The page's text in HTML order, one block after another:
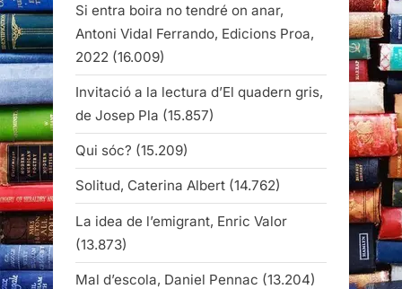
Si entra boira no tendré on anar,
Antoni Vidal Ferrando, Edicions Proa,
2022 (16.009)
Invitació a la lectura d’El quadern gris,
de Josep Pla (15.857)
Qui sóc? (15.209)
Solitud, Caterina Albert (14.762)
La idea de l’emigrant, Enric Valor
(13.873)
Mal d’escola, Daniel Pennac (13.204)